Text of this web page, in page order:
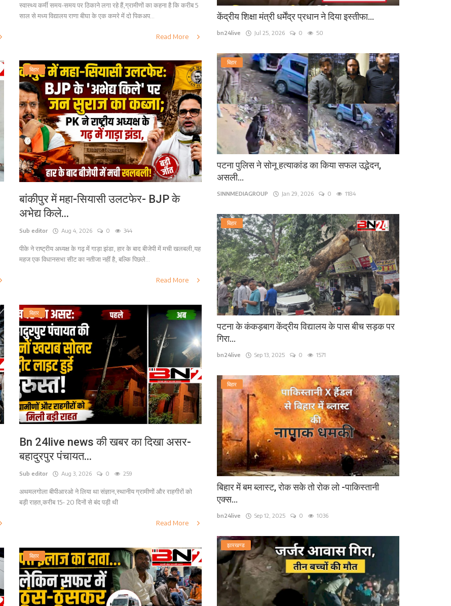
स्वास्थ्य कर्मी समय-समय पर ठिकाने लगा रहे हैं,ग्रामीणों का कहना है कि करीब 5
साल से मध्य विद्यालय राणा बीघा के एक कमरे में दो पिकअप...
Read More
बिहार
बांकीपुर में महा-सियासी उलटफेर- BJP के
अभेद्य किले...
Sub editor Aug 4, 2026 0 344
पीके ने राष्ट्रीय अध्यक्ष के गढ़ में गाड़ा झंडा, हार के बाद बीजेपी में मची खलबली,यह
महज एक विधानसभा सीट का नतीजा नहीं है, बल्कि पिछले...
Read More
बिहार
Bn 24live news की खबर का दिखा असर-
बहादुरपुर पंचायत...
Sub editor Aug 3, 2026 0 259
अथमलगोला बीपीआरओ ने लिया था संज्ञान,स्थानीय ग्रामीणों और राहगीरों को
बड़ी राहत,करीब 15- 20 दिनों से बंद पड़ी थी
Read More
बिहार
केंद्रीय शिक्षा मंत्री धर्मेंद्र प्रधान ने दिया इस्तीफा...
bn24live Jul 25, 2026 0 50
बिहार
पटना पुलिस ने सोनू हत्याकांड का किया सफल उद्भेदन,
असली...
SINNMEDIAGROUP Jan 29, 2026 0 1184
बिहार
पटना के कंकड़बाग केंद्रीय विद्यालय के पास बीच सड़क पर
गिरा...
bn24live Sep 13, 2025 0 1571
बिहार
बिहार में बम ब्लास्ट, रोक सके तो रोक लो -पाकिस्तानी
एक्स...
bn24live Sep 12, 2025 0 1036
झारखण्ड